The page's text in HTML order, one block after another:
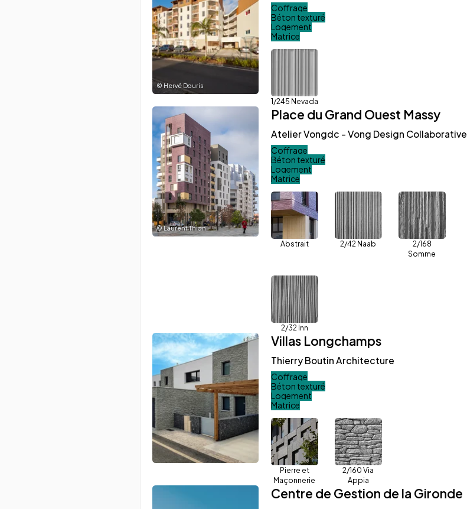
© Hervé Douris
Coffrage
Béton texturé
Logement
Matrice
1/245 Nevada
©Laurent Thion
Place du Grand Ouest Massy
Atelier Vongdc - Vong Design Collaborative
Coffrage
Béton texturé
Logement
Matrice
Abstrait 2/42 Naab
2/168
Somme
2/32 Inn
Villas Longchamps
Thierry Boutin Architecture
Coffrage
Béton texturé
Logement
Matrice
Pierre et
Maçonnerie
2/160 Via
Appia
Centre de Gestion de la Gironde